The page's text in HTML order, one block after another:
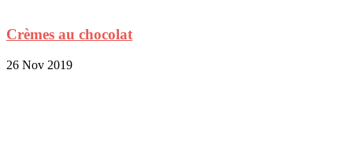
Crèmes au chocolat
26 Nov 2019